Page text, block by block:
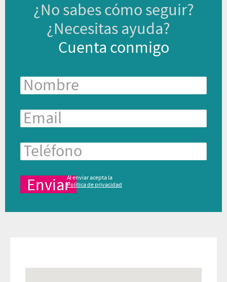
¿No sabes cómo seguir?
¿Necesitas ayuda?
Cuenta conmigo
Al enviar acepta la
Política de privacidad